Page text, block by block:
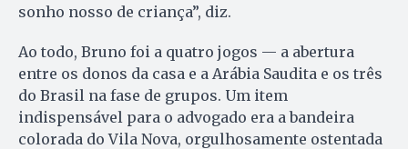
sonho nosso de criança”, diz.
Ao todo, Bruno foi a quatro jogos — a abertura
entre os donos da casa e a Arábia Saudita e os três
do Brasil na fase de grupos. Um item
indispensável para o advogado era a bandeira
colorada do Vila Nova, orgulhosamente ostentada